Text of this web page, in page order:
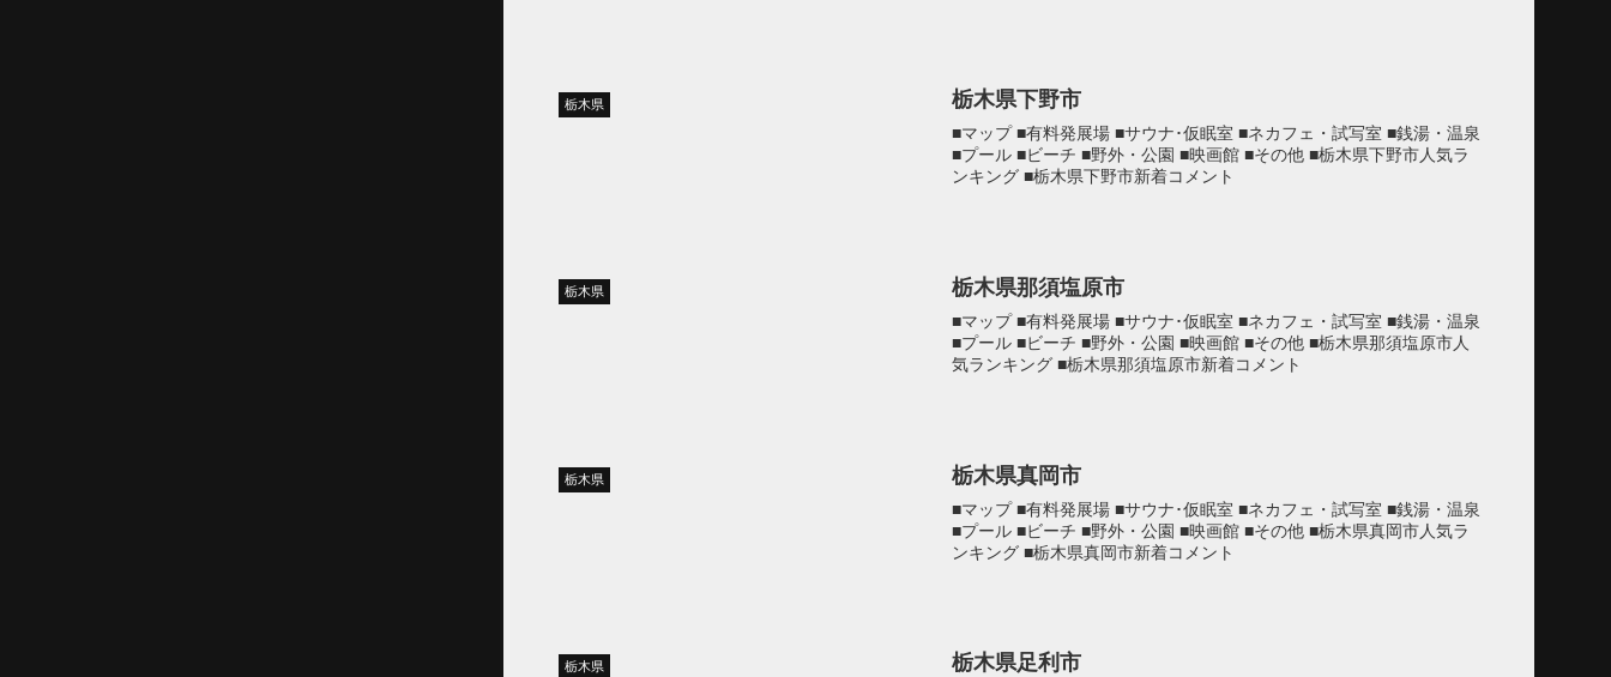
栃木県 栃木県下野市
■マップ ■有料発展場 ■サウナ･仮眠室 ■ネカフェ・試写室 ■銭湯・温泉
■プール ■ビーチ ■野外・公園 ■映画館 ■その他 ■栃木県下野市人気ラ
ンキング ■栃木県下野市新着コメント
栃木県 栃木県那須塩原市
■マップ ■有料発展場 ■サウナ･仮眠室 ■ネカフェ・試写室 ■銭湯・温泉
■プール ■ビーチ ■野外・公園 ■映画館 ■その他 ■栃木県那須塩原市人
気ランキング ■栃木県那須塩原市新着コメント
栃木県 栃木県真岡市
■マップ ■有料発展場 ■サウナ･仮眠室 ■ネカフェ・試写室 ■銭湯・温泉
■プール ■ビーチ ■野外・公園 ■映画館 ■その他 ■栃木県真岡市人気ラ
ンキング ■栃木県真岡市新着コメント
栃木県 栃木県足利市